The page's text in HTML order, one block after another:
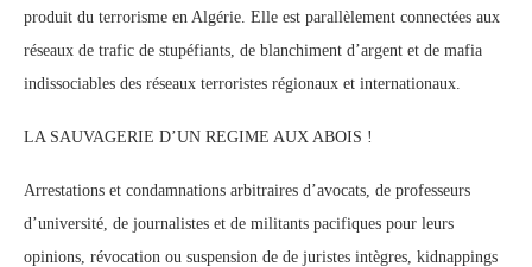
produit du terrorisme en Algérie. Elle est parallèlement connectées aux
réseaux de trafic de stupéfiants, de blanchiment d’argent et de mafia
indissociables des réseaux terroristes régionaux et internationaux.
LA SAUVAGERIE D’UN REGIME AUX ABOIS !
Arrestations et condamnations arbitraires d’avocats, de professeurs
d’université, de journalistes et de militants pacifiques pour leurs
opinions, révocation ou suspension de de juristes intègres, kidnappings